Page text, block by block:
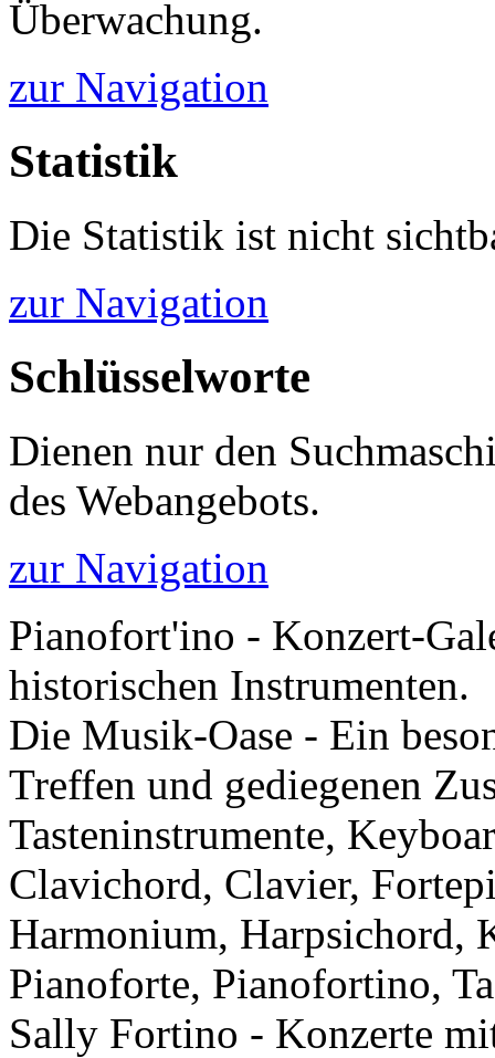
Überwachung.
zur Navigation
Statistik
Die Statistik ist nicht
zur Navigation
Schlüsselworte
Dienen nur den
des Webangebots.
zur Navigation
Pianofort'ino - Konzert-
historischen Instrumenten.
Die Musik-Oase - Ein
Treffen und gediegenen
Tasteninstrumente,
Clavichord, Clavier,
Harmonium, Harpsichord,
Pianoforte, Pianofortino,
Sally Fortino - Konzerte